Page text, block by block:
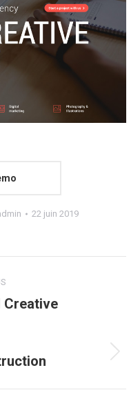
22 juin 2019
Creative